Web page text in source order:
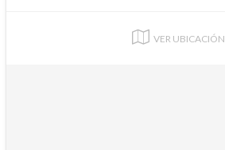
VER UBICACIÓN